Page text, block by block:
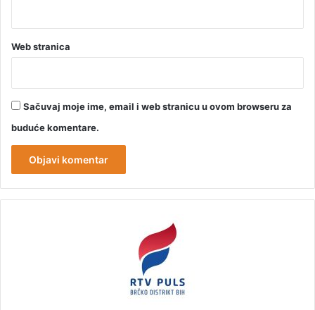
Web stranica
Sačuvaj moje ime, email i web stranicu u ovom browseru za
buduće komentare.